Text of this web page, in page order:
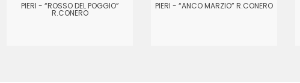
PIERI - “ROSSO DEL POGGIO”
R.CONERO
PIERI - “ANCO MARZIO” R.CONERO